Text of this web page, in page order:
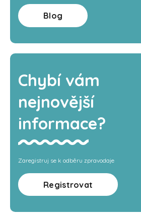
Blog
Chybí vám
nejnovější
informace?
Zaregistruj se k odběru zpravodaje
Registrovat